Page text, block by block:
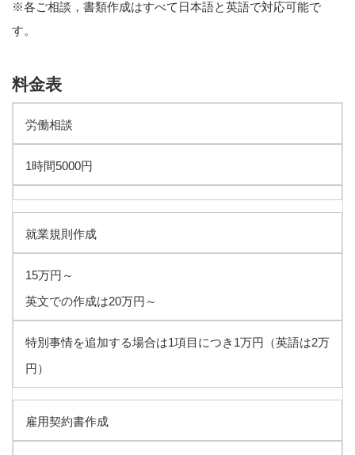
※各ご相談，書類作成はすべて日本語と英語で対応可能で
す。
料金表
労働相談
1時間5000円
就業規則作成
15万円～
英文での作成は20万円～
特別事情を追加する場合は1項目につき1万円（英語は2万
円）
雇用契約書作成